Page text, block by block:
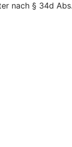
nach § 34d